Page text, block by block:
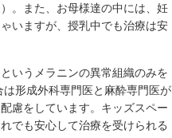
。また、お母様達の中には、妊
いますが、授乳中でも治療は安
いうメラニンの異常組織のみを
形成外科専門医と麻酔専門医が
慮をしています。キッズスペー
でも安心して治療を受けられる